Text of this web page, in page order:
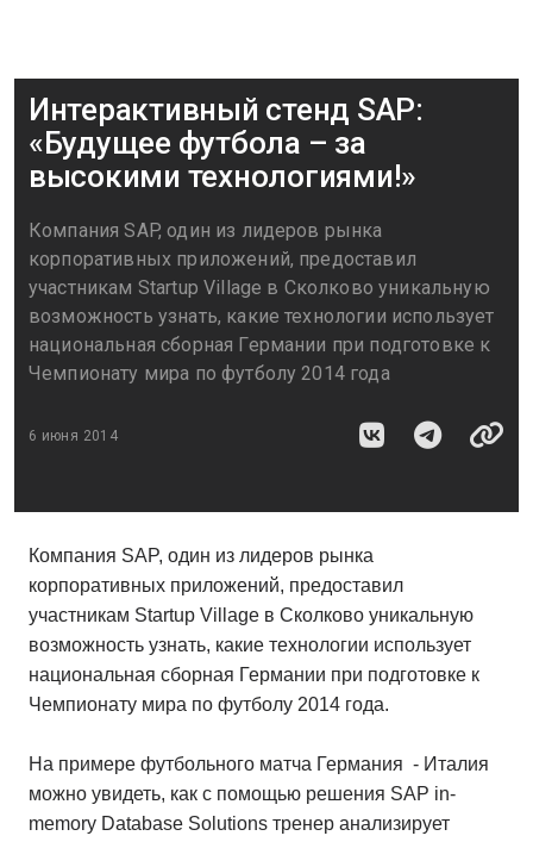
Интерактивный стенд SAP:
«Будущее футбола – за
высокими технологиями!»
Компания SAP, один из лидеров рынка
корпоративных приложений, предоставил
участникам Startup Village в Сколково уникальную
возможность узнать, какие технологии использует
национальная сборная Германии при подготовке к
Чемпионату мира по футболу 2014 года
6 июня 2014
Компания SAP, один из лидеров рынка
корпоративных приложений, предоставил
участникам Startup Village в Сколково уникальную
возможность узнать, какие технологии использует
национальная сборная Германии при подготовке к
Чемпионату мира по футболу 2014 года.
На примере футбольного матча Германия - Италия
можно увидеть, как с помощью решения SAP in-
memory Database Solutions тренер анализирует